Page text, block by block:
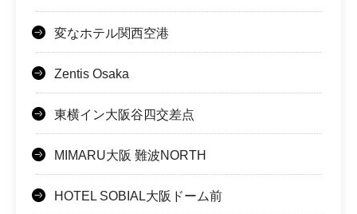
変なホテル関西空港
Zentis Osaka
東横イン大阪谷四交差点
MIMARU大阪 難波NORTH
HOTEL SOBIAL大阪ドーム前